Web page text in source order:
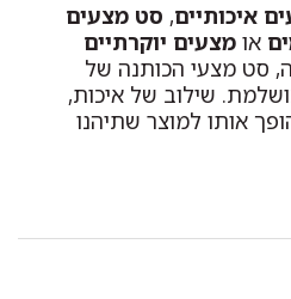
איכותיים, סט מצעים
או מצעים יוקרתיים
סט מצעי הכותנה של
שילוב של איכות,
אותו למוצר שתיהנו